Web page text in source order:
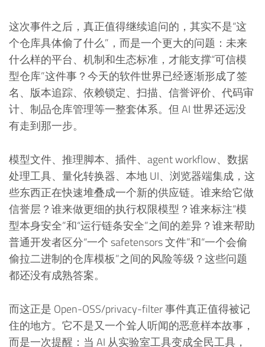
这次事件之后，真正值得继续追问的，其实不是“这
个仓库具体偷了什么”，而是一个更大的问题：未来
什么样的平台、机制和生态标准，才能支撑“可信模
型仓库”这件事？今天的软件世界已经逐渐形成了签
名、版本追踪、依赖锁定、扫描、信誉评价、代码审
计、制品仓库管理等一整套体系。但 AI 世界还远没
有走到那一步。
模型文件、推理脚本、插件、agent workflow、数据
处理工具、量化转换器、本地 UI、浏览器端集成，这
些东西正在快速堆叠成一个新的供应链。谁来给它做
信誉层？谁来做更细的执行权限模型？谁来标注“模
型本身安全”和“运行链条安全”之间的差异？谁来帮助
普通开发者区分“一个 safetensors 文件”和“一个会偷
偷拉二进制的仓库模板”之间的风险等级？这些问题
都还没有成熟答案。
而这正是 Open-OSS/privacy-filter 事件真正值得被记
住的地方。它不是又一个耸人听闻的恶意样本故事，
而是一次提醒：当 AI 从实验室工具变成全民工具，